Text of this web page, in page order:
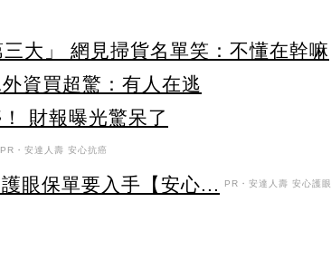
大」 網見掃貨名單笑：不懂在幹嘛
資買超驚：有人在逃
財報曝光驚呆了
PR・安達人壽 安心抗癌
眼保單要入手【安心... PR・安達人壽 安心護眼